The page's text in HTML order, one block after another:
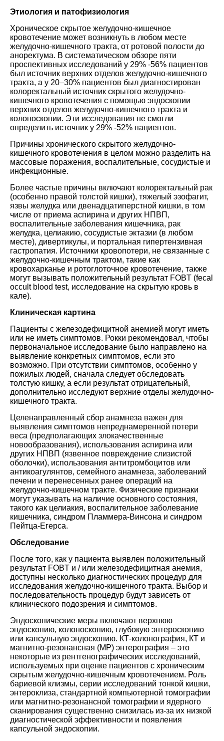
Этиология и патофизиология
Хроническое скрытое желудочно-кишечное
кровотечение может возникнуть в любом месте
желудочно-кишечного тракта, от ротовой полости до
аноректума. В систематическом обзоре пяти
проспективных исследований у 29% -56% пациентов
был источник верхних отделов желудочно-кишечного
тракта, а у 20–30% пациентов был диагностирован
колоректальный источник скрытого желудочно-
кишечного кровотечения с помощью эндоскопии
верхних отделов желудочно-кишечного тракта и
колоноскопии. Эти исследования не смогли
определить источник у 29% -52% пациентов.
Причины хронического скрытого желудочно-
кишечного кровотечения в целом можно разделить на
массовые поражения, воспалительные, сосудистые и
инфекционные.
Более частые причины включают колоректальный рак
(особенно правой толстой кишки), тяжелый эзофагит,
язвы желудка или двенадцатиперстной кишки, в том
числе от приема аспирина и других НПВП,
воспалительные заболевания кишечника, рак
желудка, целиакию, сосудистые эктазии (в любом
месте), дивертикулы, и портальная гипертензивная
гастропатия. Источники кровопотери, не связанные с
желудочно-кишечным трактом, такие как
кровохарканье и ротоглоточное кровотечение, также
могут вызывать положительный результат FOBT (fecal
occult blood test, исследование на скрытую кровь в
кале).
Клиническая картина
Пациенты с железодефицитной анемией могут иметь
или не иметь симптомов. Рокки рекомендовал, чтобы
первоначальное исследование было направлено на
выявление конкретных симптомов, если это
возможно. При отсутствии симптомов, особенно у
пожилых людей, сначала следует обследовать
толстую кишку, а если результат отрицательный,
дополнительно исследуют верхние отделы желудочно-
кишечного тракта.
Целенаправленный сбор анамнеза важен для
выявления симптомов непреднамеренной потери
веса (предполагающих злокачественные
новообразования), использования аспирина или
других НПВП (язвенное повреждение слизистой
оболочки), использования антитромбоцитов или
антикоагулянтов, семейного анамнеза, заболеваний
печени и перенесенных ранее операций на
желудочно-кишечном тракте. Физические признаки
могут указывать на наличие основного состояния,
такого как целиакия, воспалительное заболевание
кишечника, синдром Пламмера-Винсона и синдром
Пейтца-Егерса.
Обследование
После того, как у пациента выявлен положительный
результат FOBT и / или железодефицитная анемия,
доступны несколько диагностических процедур для
исследования желудочно-кишечного тракта. Выбор и
последовательность процедур будут зависеть от
клинического подозрения и симптомов.
Эндоскопические меры включают верхнюю
эндоскопию, колоноскопию, глубокую энтероскопию
или капсульную эндоскопию. КТ-колонография, КТ и
магнитно-резонансная (МР) энтерография – это
некоторые из рентгенографических исследований,
используемых при оценке пациентов с хроническим
скрытым желудочно-кишечным кровотечением. Роль
бариевой клизмы, серии исследований тонкой кишки,
энтероклиза, стандартной компьютерной томографии
или магнитно-резонансной томографии и ядерного
сканирования существенно снизилась из-за их низкой
диагностической эффективности и появления
капсульной эндоскопии.